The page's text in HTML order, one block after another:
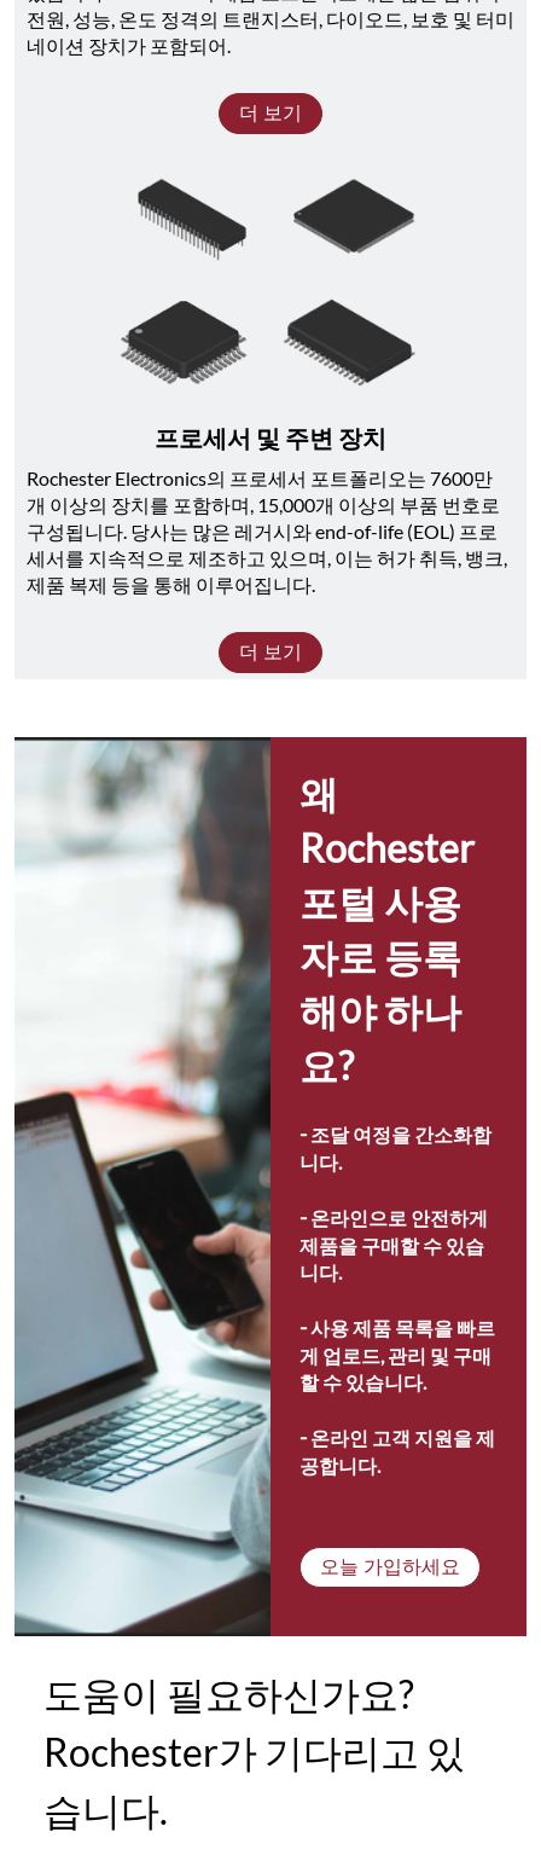
전원, 성능, 온도 정격의 트랜지스터, 다이오드, 보호 및 터미
네이션 장치가 포함되어.
더 보기
프로세서 및 주변 장치
Rochester Electronics의 프로세서 포트폴리오는 7600만
개 이상의 장치를 포함하며, 15,000개 이상의 부품 번호로
구성됩니다. 당사는 많은 레거시와 end-of-life (EOL) 프로
세서를 지속적으로 제조하고 있으며, 이는 허가 취득, 뱅크,
제품 복제 등을 통해 이루어집니다.
더 보기
왜
Rochester
포털 사용
자로 등록
해야 하나
요?
- 조달 여정을 간소화합
니다.
- 온라인으로 안전하게
제품을 구매할 수 있습
니다.
- 사용 제품 목록을 빠르
게 업로드, 관리 및 구매
할 수 있습니다.
- 온라인 고객 지원을 제
공합니다.
오늘 가입하세요
도움이 필요하신가요?
Rochester가 기다리고 있
습니다.